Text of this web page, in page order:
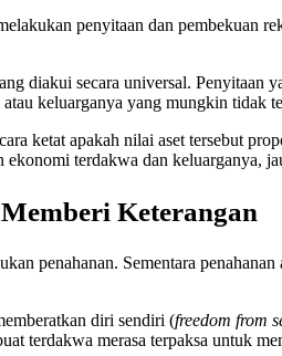
penyitaan dan pembekuan
diakui secara universal. Penyitaan
keluarganya yang mungkin tidak
ketat apakah nilai aset tersebut
terdakwa dan keluarganya,
Keterangan
penahanan. Sementara
diri sendiri (freedom from
terdakwa merasa terpaksa untuk